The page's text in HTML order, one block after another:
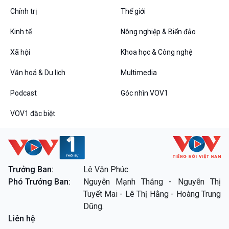
VOV1 đặc biệt
Chân dung cuộc sống
Chính trị Thế giới
Kinh tế Nông nghiệp & Biển đảo
Xã hội Khoa học & Công nghệ
Văn hoá & Du lịch Multimedia
Podcast Góc nhìn VOV1
VOV1 đặc biệt
Trưởng Ban:
Lê Văn Phúc.
Phó Trưởng Ban:
Nguyễn Mạnh Thắng - Nguyễn Thị
Tuyết Mai - Lê Thị Hằng - Hoàng Trung
Dũng.
Liên hệ